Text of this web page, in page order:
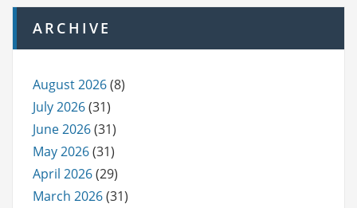
ARCHIVE
August 2026(8)
July 2026(31)
June 2026(31)
May 2026(31)
April 2026(29)
March 2026(31)